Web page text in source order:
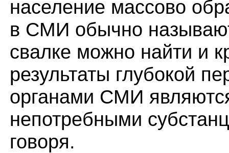
население массово
в СМИ обычно
свалке можно найти и
результаты глубокой
органами СМИ
непотребными
говоря.